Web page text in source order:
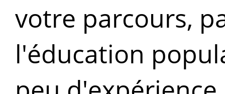
votre parcours,
l'éducation